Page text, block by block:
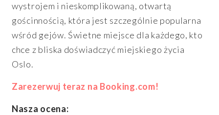
wystrojem i nieskomplikowaną, otwartą
gościnnością, która jest szczególnie popularna
wśród gejów. Świetne miejsce dla każdego, kto
chce z bliska doświadczyć miejskiego życia
Oslo.
Zarezerwuj teraz na Booking.com!
Nasza ocena: